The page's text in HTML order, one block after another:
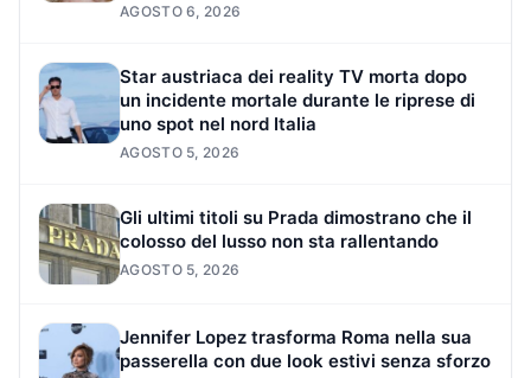
AGOSTO 6, 2026
Star austriaca dei reality TV morta dopo
un incidente mortale durante le riprese di
uno spot nel nord Italia
AGOSTO 5, 2026
Gli ultimi titoli su Prada dimostrano che il
colosso del lusso non sta rallentando
AGOSTO 5, 2026
Jennifer Lopez trasforma Roma nella sua
passerella con due look estivi senza sforzo